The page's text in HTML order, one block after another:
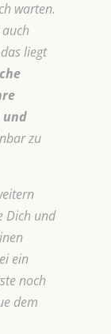
warten.
auch
liegt
und
zu
Dich und
ein
noch
dem